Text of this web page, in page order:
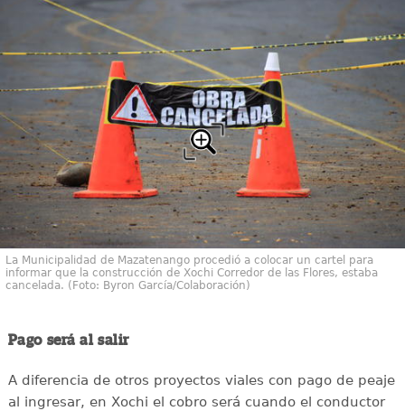
La Municipalidad de Mazatenango procedió a colocar un cartel para
informar que la construcción de Xochi Corredor de las Flores, estaba
cancelada. (Foto: Byron García/Colaboración)
Pago será al salir
A diferencia de otros proyectos viales con pago de peaje
al ingresar, en Xochi el cobro será cuando el conductor